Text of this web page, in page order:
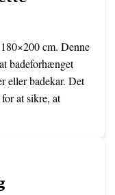
cm. Denne
badeforhænget
eller badekar. Det
at sikre, at